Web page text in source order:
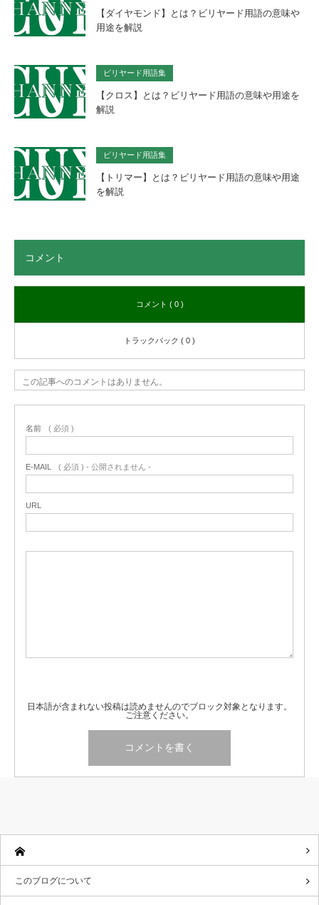
【ダイヤモンド】とは？ビリヤード用語の意味や
用途を解説
ビリヤード用語集
【クロス】とは？ビリヤード用語の意味や用途を
解説
ビリヤード用語集
【トリマー】とは？ビリヤード用語の意味や用途
を解説
コメント
コメント ( 0 )
トラックバック ( 0 )
この記事へのコメントはありません。
名前 ( 必須 )
E-MAIL ( 必須 ) - 公開されません -
URL
日本語が含まれない投稿は読めませんのでブロック対象となります。
ご注意ください。
このブログについて